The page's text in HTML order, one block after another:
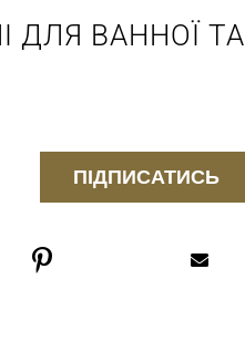
ДЛЯ ВАННОЇ ТА
ПІДПИСАТИСЬ